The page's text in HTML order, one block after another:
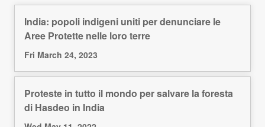
India: popoli indigeni uniti per denunciare le
Aree Protette nelle loro terre
Fri March 24, 2023
Proteste in tutto il mondo per salvare la foresta
di Hasdeo in India